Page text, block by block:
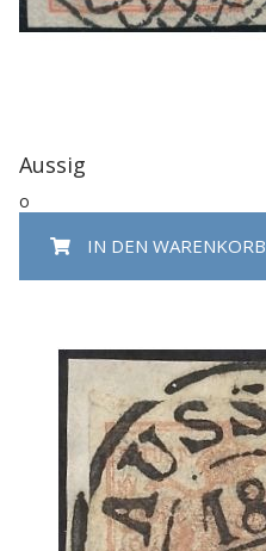
Aussig
o
IN DEN WARENKORB